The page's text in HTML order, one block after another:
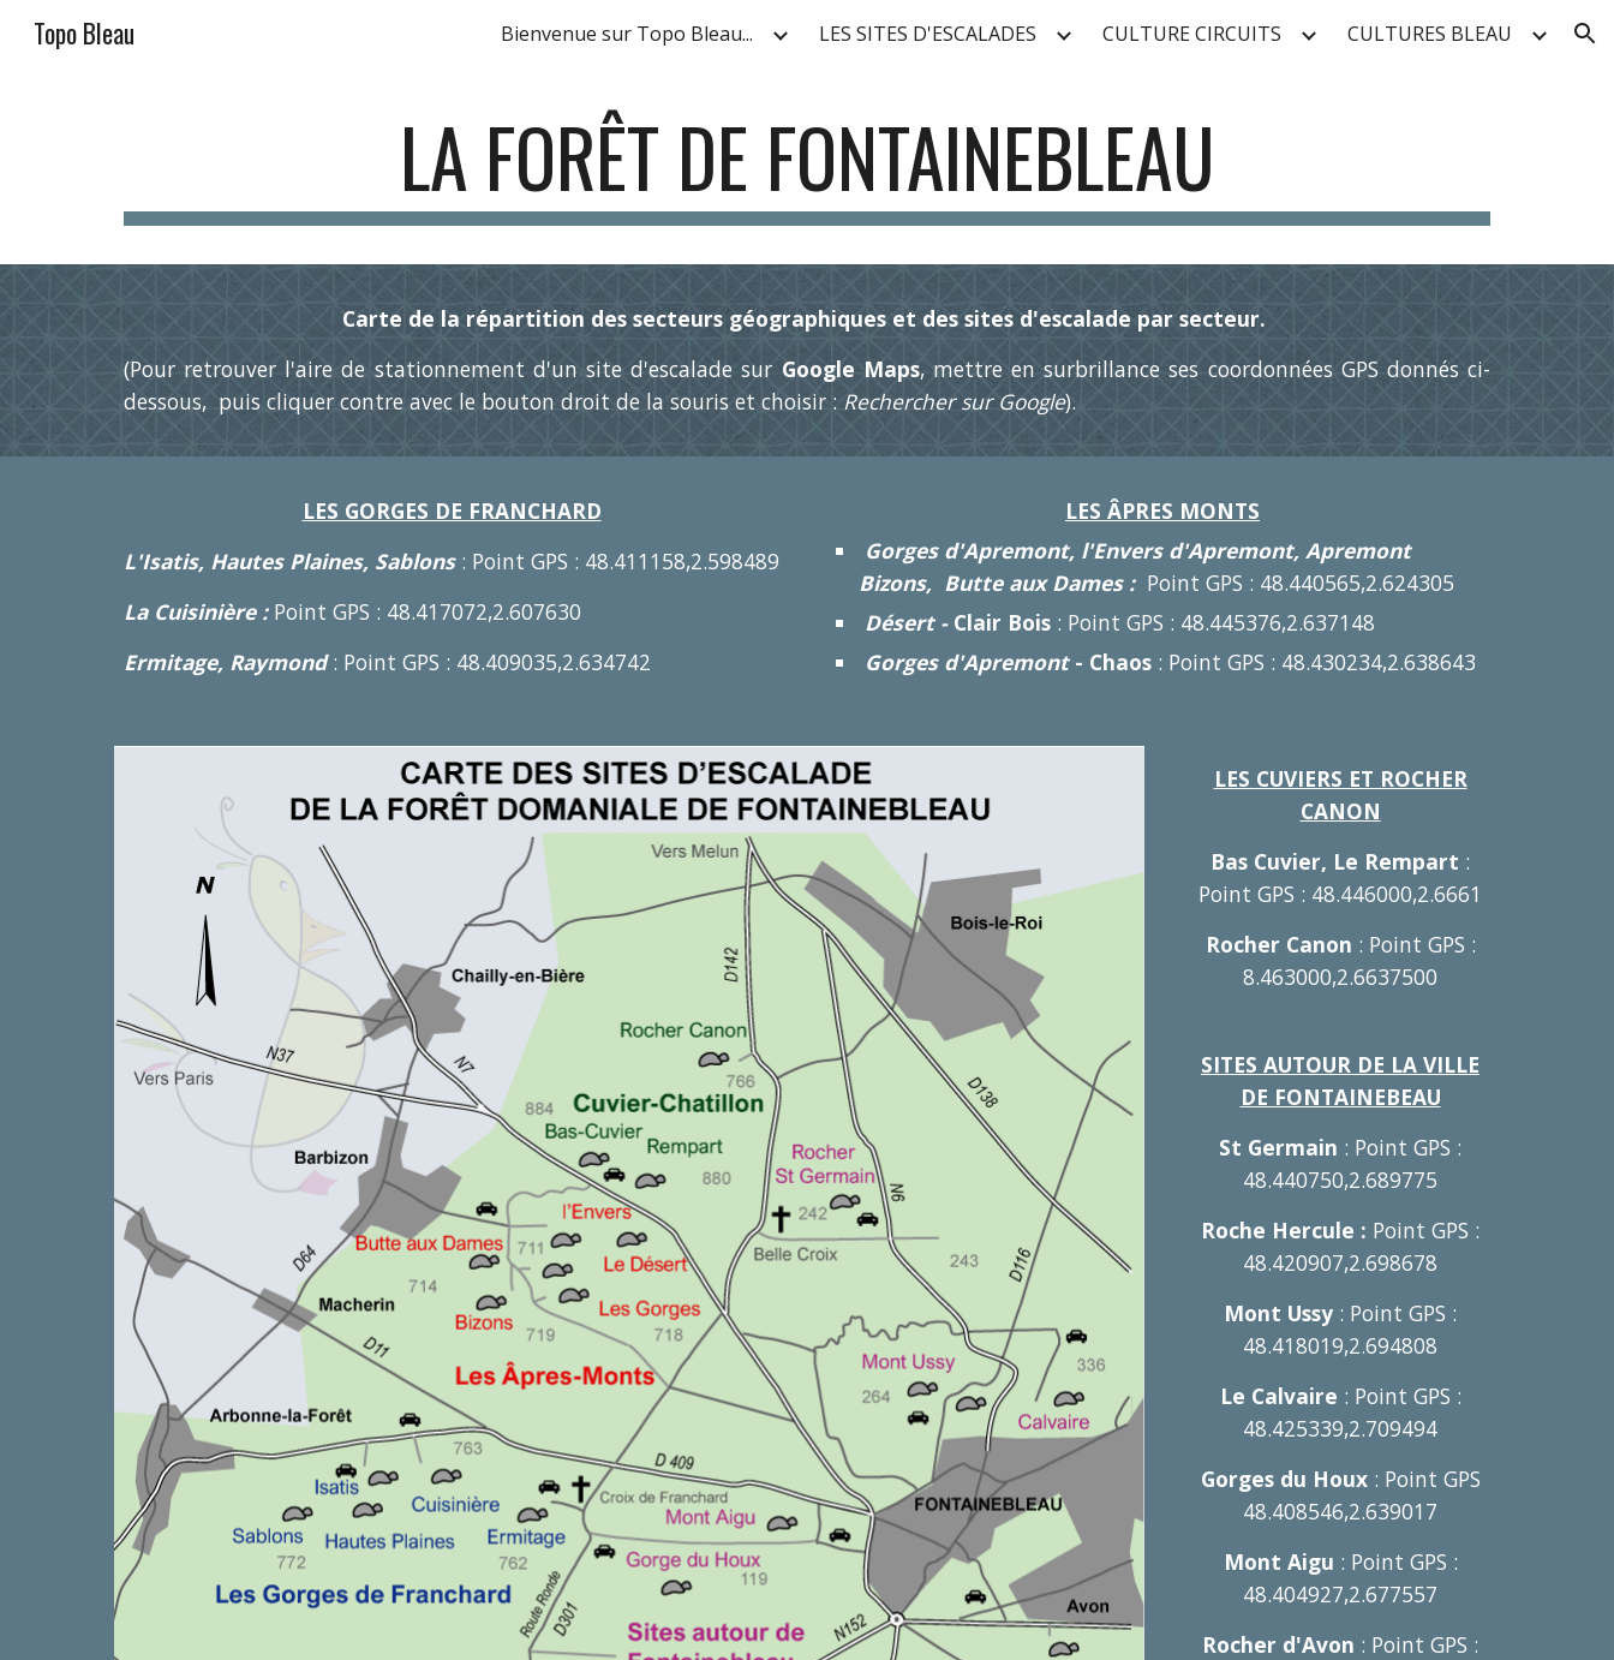
Skip to main content Skip to navigation
Topo Bleau Bienvenue sur Topo Bleau... LES SITES D'ESCALADES CULTURE CIRCUITS CULTURES BLEAU
LA FORÊT DE FONTAINEBLEAU
Carte de la répartition des secteurs géographiques et des sites d'escalade par secteur.
(Pour retrouver l'aire de stationnement d'un site d'escalade sur Google Maps, mettre en surbrillance ses coordonnées GPS donnés ci-
dessous, puis cliquer contre avec le bouton droit de la souris et choisir : Rechercher sur Google).
LES GORGES DE FRANCHARD
L'Isatis, Hautes Plaines, Sablons: Point GPS : 48.411158,2.598489
La Cuisinière :Point GPS : 48.417072,2.607630
Ermitage, Raymond: Point GPS : 48.409035,2.634742
LES ÂPRES MONTS
Gorges d'Apremont, l'Envers d'Apremont, Apremont
Bizons, Butte aux Dames : Point GPS : 48.440565,2.624305
Désert - Clair Bois: Point GPS : 48.445376,2.637148
Gorges d'Apremont- Chaos: Point GPS : 48.430234,2.638643
LES CUVIERS ET ROCHER
CANON
Bas Cuvier, Le Rempart :
Point GPS : 48.446000,2.6661
Rocher Canon : Point GPS :
8.463000,2.6637500
SITES AUTOUR DE LA VILLE
DE FONTAINEBEAU
St Germain : Point GPS :
48.440750,2.689775
Roche Hercule : Point GPS :
48.420907,2.698678
Mont Ussy : Point GPS :
48.418019,2.694808
Le Calvaire : Point GPS :
48.425339,2.709494
Gorges du Houx: Point GPS
48.408546,2.639017
Mont Aigu : Point GPS :
48.404927,2.677557
Rocher d'Avon : Point GPS :